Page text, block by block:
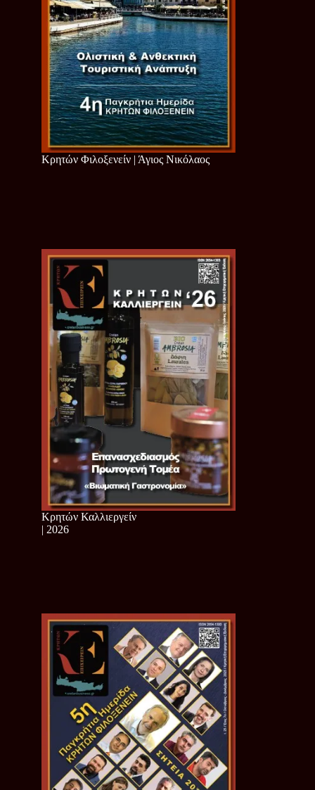
Κρητών Φιλοξενείν | Άγιος Νικόλαος
Κρητών Καλλιεργείν
| 2026